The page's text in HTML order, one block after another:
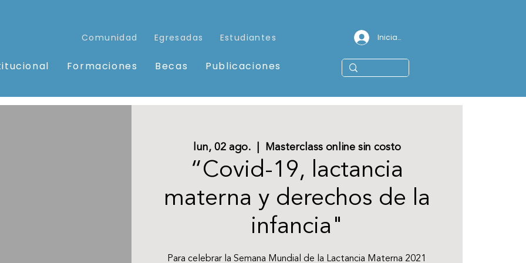
Comunidad Egresadas Estudiantes
Formaciones Becas Publicaciones
Iniciar sesión
lun, 02 ago.
  |
Masterclass online sin costo
“Covid-19, lactancia
materna y derechos de la
infancia"
Para celebrar la Semana Mundial de la Lactancia Materna 2021